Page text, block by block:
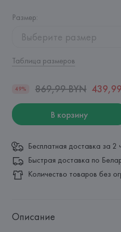
Размер:
Выберите размер
Таблица размеров
49% 869,99 BYN
В корзину
Бесплатная доставка за
Быстрая доставка по
Количество товаров без
Описание